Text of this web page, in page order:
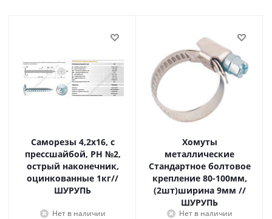
Саморезы 4,2х16, с
прессшайбой, PH №2,
острый наконечник,
оцинкованные 1кг//
ШУРУПЬ
Нет в наличии
Хомуты
металлические
Стандартное болтовое
крепление 80-100мм,
(2шт)ширина 9мм //
ШУРУПЬ
Нет в наличии